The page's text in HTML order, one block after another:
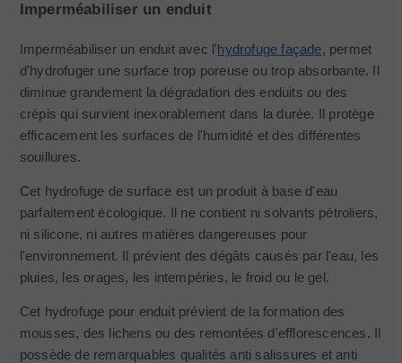
Imperméabiliser un enduit
Imperméabiliser un enduit avec l'hydrofuge façade, permet
d'hydrofuger une surface trop poreuse ou trop absorbante. Il
diminue grandement la dégradation des enduits ou des
crépis qui survient inexorablement dans la durée. Il protège
efficacement les surfaces de l'humidité et des différentes
souillures.
Cet hydrofuge de surface est un produit à base d'eau
parfaitement écologique. Il ne contient ni solvants pétroliers,
ni silicone, ni autres matières dangereuses pour
l'environnement. Il prévient des dégâts causés par l'eau, les
pluies, les orages, les intempéries, le froid ou le gel.
Cet hydrofuge pour enduit prévient de la formation des
mousses, des lichens ou des remontées d'efflorescences. Il
possède de remarquables qualités anti salissures et anti